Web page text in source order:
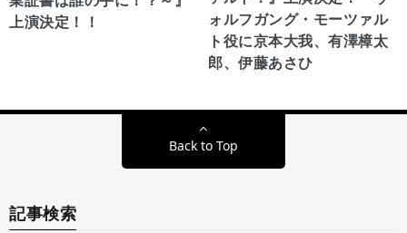
上演決定！！
ォルフガング・モーツァル
ト役に京本大我、有澤樟太
郎、伊藤あさひ
Back to Top
記事検索